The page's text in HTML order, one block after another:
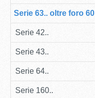
Serie 63.. oltre foro 60
Serie 42..
Serie 43..
Serie 64..
Serie 160..